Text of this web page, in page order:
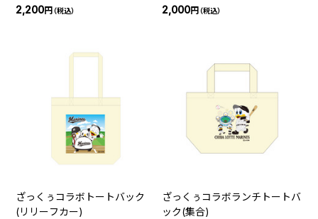
2,200円（税込）
2,000円（税込）
ざっくぅコラボトートバック
(リリーフカー)
ざっくぅコラボランチトートバ
ック(集合)